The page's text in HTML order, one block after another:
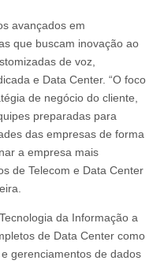
avançados em
que buscam inovação ao
de voz,
e Data Center. “O foco
de negócio do cliente,
preparadas para
das empresas de forma
a empresa mais
de Telecom e Data Center
da Informação a
de Data Center como
gerenciamentos de dados